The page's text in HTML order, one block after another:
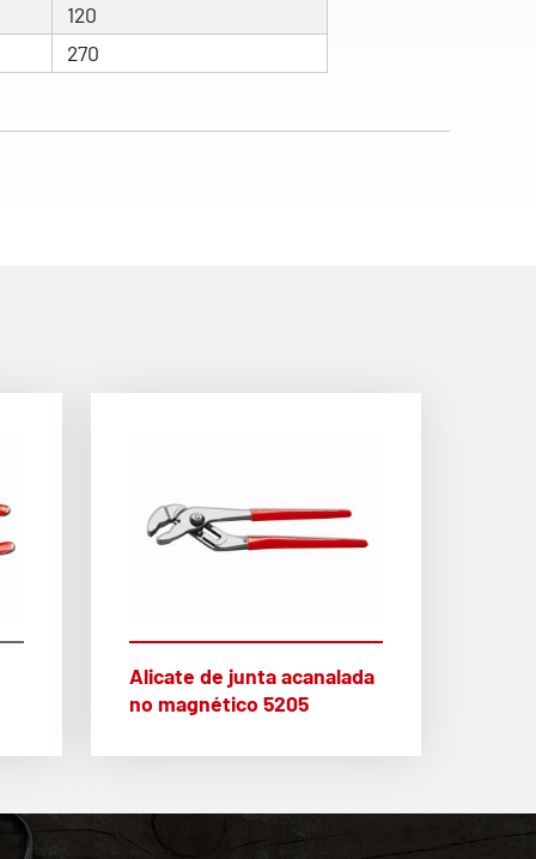
120
270
Alicate de junta acanalada
no magnético 5205